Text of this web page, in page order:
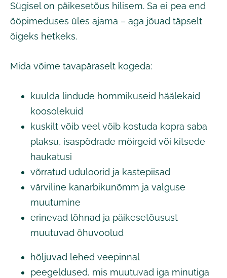
Sügisel on päikesetõus hilisem. Sa ei pea end
ööpimeduses üles ajama – aga jõuad täpselt
õigeks hetkeks.
Mida võime tavapäraselt kogeda:
kuulda lindude hommikuseid häälekaid
koosolekuid
kuskilt võib veel võib kostuda kopra saba
plaksu, isaspõdrade möirgeid või kitsede
haukatusi
võrratud uduloorid ja kastepiisad
värviline kanarbikunõmm ja valguse
muutumine
erinevad lõhnad ja päikesetõusust
muutuvad õhuvoolud
hõljuvad lehed veepinnal
peegeldused, mis muutuvad iga minutiga